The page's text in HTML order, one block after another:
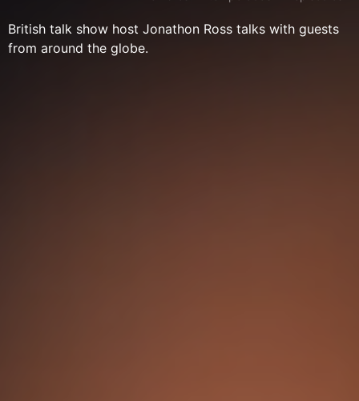
British talk show host Jonathon Ross talks with guests
from around the globe.